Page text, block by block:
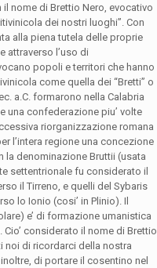
nome di Brettio Nero, evocativo
dei nostri luoghi”. Con
alla piena tutela delle proprie
attraverso l’uso di
popoli e territori che hanno
come quella dei “Bretti” o
a.C. formarono nella Calabria
una confederazione piu’ volte
riorganizzazione romana
l’intera regione una concezione
la denominazione Bruttii (usata
settentrionale fu considerato il
il Tirreno, e quelli del Sybaris
lo Ionio (cosi’ in Plinio). Il
e’ di formazione umanistica
considerato il nome di Brettio
noi di ricordarci della nostra
di portare il cosentino nel